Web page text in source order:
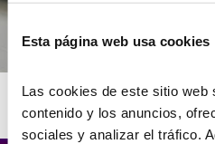
Esta página web usa cookies
Las cookies de este sitio web
contenido y los anuncios,
sociales y analizar el tráfico.
Cómo escribir un